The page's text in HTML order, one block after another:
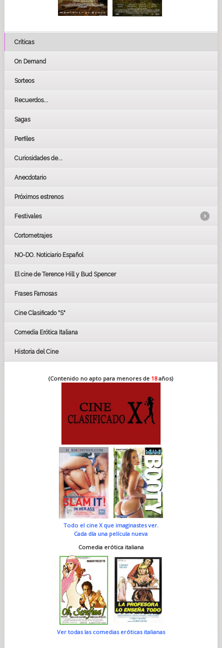
Críticas
On Demand
Sorteos
Recuerdos...
Sagas
Perfiles
Curiosidades de...
Anecdotario
Próximos estrenos
Festivales
LOS OSCARS
GOYAS
BAFTA
Cortometrajes
NO-DO. Noticiario Español
El cine de Terence Hill y Bud Spencer
Frases Famosas
Cine Clasificado "S"
Comedia Erótica Italiana
Historia del Cine
(Contenido no apto para menores de 18años)
Todo el cine X que imaginastes ver.
Cada día una película nueva
Comedia erótica italiana
Ver todas las comedias eróticas italianas